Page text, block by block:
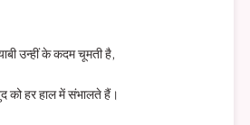
उन्हीं के कदम चूमती है,
को हर हाल में संभालते हैं।